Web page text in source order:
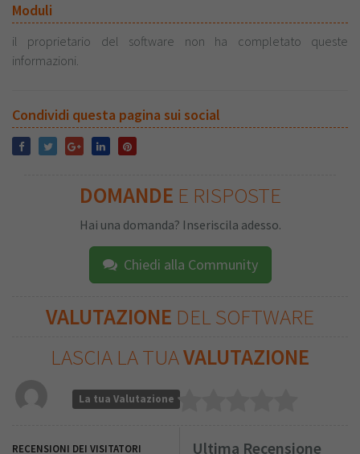
Moduli
il proprietario del software non ha completato queste
informazioni.
Condividi questa pagina sui social
DOMANDE E RISPOSTE
Hai una domanda? Inseriscila adesso.
Chiedi alla Community
VALUTAZIONE DEL SOFTWARE
LASCIA LA TUAVALUTAZIONE
La tua Valutazione
RECENSIONI DEI VISITATORI Ultima Recensione